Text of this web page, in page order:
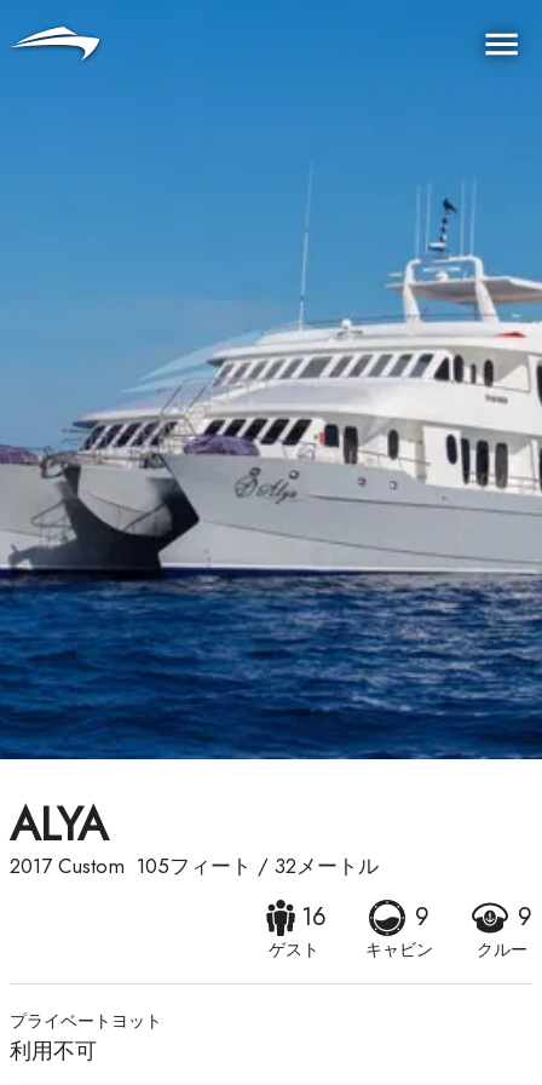
ALYA
2017 Custom 105フィート / 32メートル
16
ゲスト
9
キャビン
9
クルー
プライベートヨット
利用不可